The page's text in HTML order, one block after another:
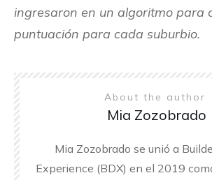
ingresaron en un algoritmo para
puntuación para cada suburbio.
About the author
Mia Zozobrado
Mia Zozobrado se unió a
Experience (BDX) en el 2019